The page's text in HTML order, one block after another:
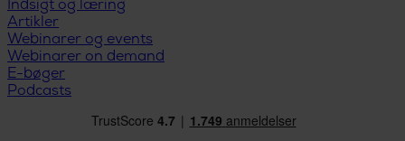
Indsigt og læring
Artikler
Webinarer og events
Webinarer on demand
E-bøger
Podcasts